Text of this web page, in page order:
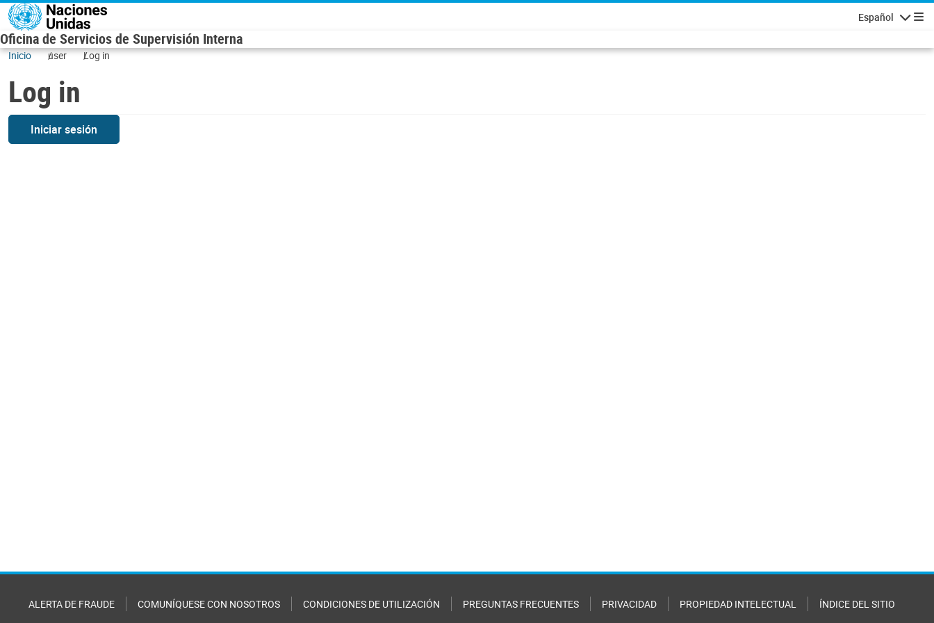
Skip to main content
Español
Oficina de Servicios de Supervisión Interna
Inicio user Log in
Log in
Iniciar sesión
ALERTA DE FRAUDE COMUNÍQUESE CON NOSOTROS CONDICIONES DE UTILIZACIÓN PREGUNTAS FRECUENTES PRIVACIDAD PROPIEDAD INTELECTUAL ÍNDICE DEL SITIO